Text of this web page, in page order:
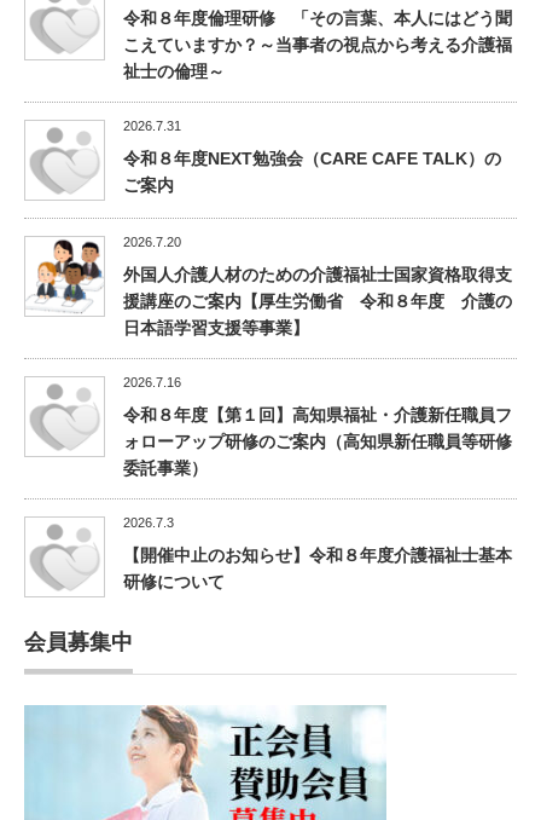
令和８年度倫理研修 「その言葉、本人にはどう聞
こえていますか？～当事者の視点から考える介護福
祉士の倫理～
2026.7.31
令和８年度NEXT勉強会（CARE CAFE TALK）の
ご案内
2026.7.20
外国人介護人材のための介護福祉士国家資格取得支
援講座のご案内【厚生労働省 令和８年度 介護の
日本語学習支援等事業】
2026.7.16
令和８年度【第１回】高知県福祉・介護新任職員フ
ォローアップ研修のご案内（高知県新任職員等研修
委託事業）
2026.7.3
【開催中止のお知らせ】令和８年度介護福祉士基本
研修について
会員募集中